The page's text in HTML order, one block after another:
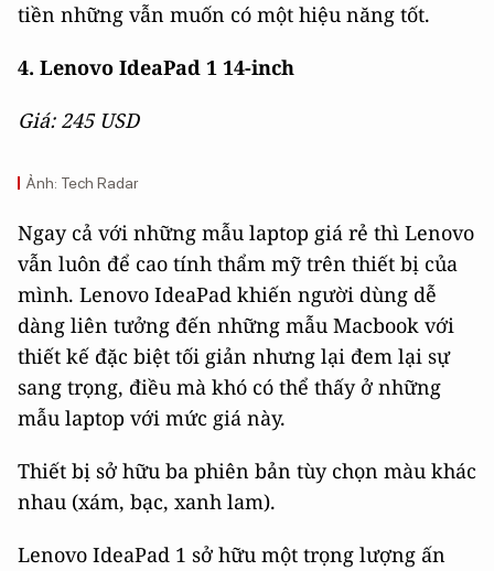
tiền những vẫn muốn có một hiệu năng tốt.
4. Lenovo IdeaPad 1 14-inch
Giá: 245 USD
Ảnh: Tech Radar
Ngay cả với những mẫu laptop giá rẻ thì Lenovo
vẫn luôn để cao tính thẩm mỹ trên thiết bị của
mình. Lenovo IdeaPad khiến người dùng dễ
dàng liên tưởng đến những mẫu Macbook với
thiết kế đặc biệt tối giản nhưng lại đem lại sự
sang trọng, điều mà khó có thể thấy ở những
mẫu laptop với mức giá này.
Thiết bị sở hữu ba phiên bản tùy chọn màu khác
nhau (xám, bạc, xanh lam).
Lenovo IdeaPad 1 sở hữu một trọng lượng ấn